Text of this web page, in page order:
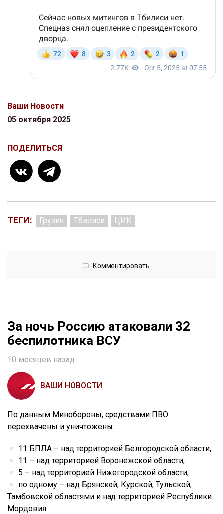
Ваши Новости
05 октября 2025
ПОДЕЛИТЬСЯ
ТЕГИ: Грузия Тбилиси ЦИК
Комментировать
За ночь Россию атаковали 32
беспилотника ВСУ
10 месяцев назад
ВАШИ НОВОСТИ
По данным Минобороны, средствами ПВО
перехвачены и уничтожены:
11 БПЛА – над территорией Белгородской области,
11 – над территорией Воронежской области,
5 – над территорией Нижегородской области,
по одному – над Брянской, Курской, Тульской,
Тамбовской областями и над территорией Республики
Мордовия.